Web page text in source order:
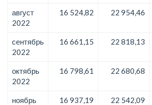
август
2022
16 524,82 22 954,46
сентябрь
2022
16 661,15 22 818,13
октябрь
2022
16 798,61 22 680,68
ноябрь
16 937,19 22 542,09